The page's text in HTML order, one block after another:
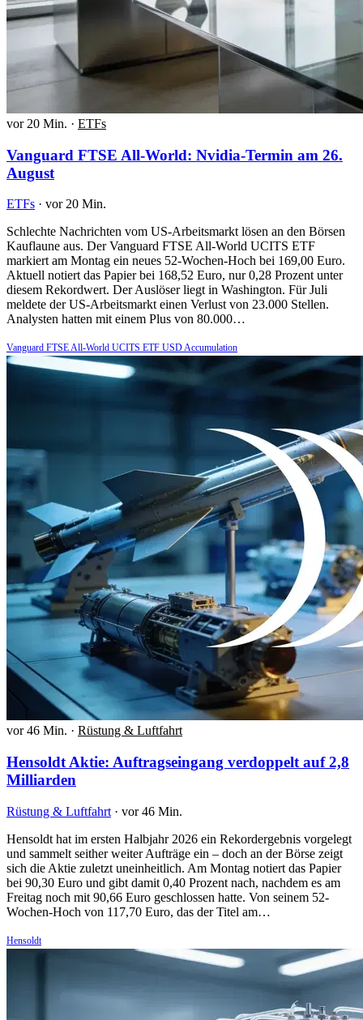
vor 20 Min. · ETFs
Vanguard FTSE All-World: Nvidia-Termin am 26.
August
ETFs · vor 20 Min.
Schlechte Nachrichten vom US-Arbeitsmarkt lösen an den Börsen
Kauflaune aus. Der Vanguard FTSE All-World UCITS ETF
markiert am Montag ein neues 52-Wochen-Hoch bei 169,00 Euro.
Aktuell notiert das Papier bei 168,52 Euro, nur 0,28 Prozent unter
diesem Rekordwert. Der Auslöser liegt in Washington. Für Juli
meldete der US-Arbeitsmarkt einen Verlust von 23.000 Stellen.
Analysten hatten mit einem Plus von 80.000…
Vanguard FTSE All-World UCITS ETF USD Accumulation
vor 46 Min. · Rüstung & Luftfahrt
Hensoldt Aktie: Auftragseingang verdoppelt auf 2,8
Milliarden
Rüstung & Luftfahrt · vor 46 Min.
Hensoldt hat im ersten Halbjahr 2026 ein Rekordergebnis vorgelegt
und sammelt seither weiter Aufträge ein – doch an der Börse zeigt
sich die Aktie zuletzt uneinheitlich. Am Montag notiert das Papier
bei 90,30 Euro und gibt damit 0,40 Prozent nach, nachdem es am
Freitag noch mit 90,66 Euro geschlossen hatte. Von seinem 52-
Wochen-Hoch von 117,70 Euro, das der Titel am…
Hensoldt